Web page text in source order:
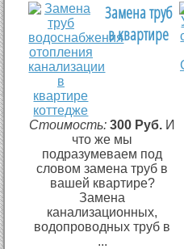
Замена труб
в квартире
Стоимость:300 Руб. И
что же мы
подразумеваем под
словом замена труб в
вашей квартире?
Замена
канализационных,
водопроводных труб в
...